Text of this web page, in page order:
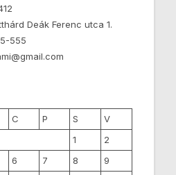
Deák Ferenc utca 1.
555
C P S
V
1
2
6 7 8 9